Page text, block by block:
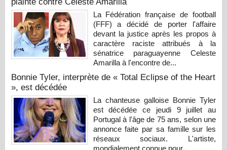
La Fédération française de football
(FFF) a décidé de porter l'affaire
devant la justice après les propos à
caractère raciste attribués à la
sénatrice paraguayenne Celeste
Amarilla à l'encontre de...
Bonnie Tyler, interprète de « Total Eclipse of the Heart
», est décédée
La chanteuse galloise Bonnie Tyler
est décédée ce jeudi 9 juillet au
Portugal à l'âge de 75 ans, selon une
annonce faite par sa famille sur les
réseaux sociaux. L'artiste,
mondialement connue pour...